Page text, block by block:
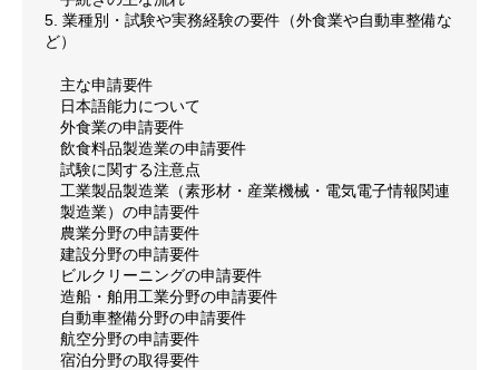
5. 業種別・試験や実務経験の要件（外食業や自動車整備な
ど）
主な申請要件
日本語能力について
外食業の申請要件
飲食料品製造業の申請要件
試験に関する注意点
工業製品製造業（素形材・産業機械・電気電子情報関連
製造業）の申請要件
農業分野の申請要件
建設分野の申請要件
ビルクリーニングの申請要件
造船・舶用工業分野の申請要件
自動車整備分野の申請要件
航空分野の申請要件
宿泊分野の取得要件